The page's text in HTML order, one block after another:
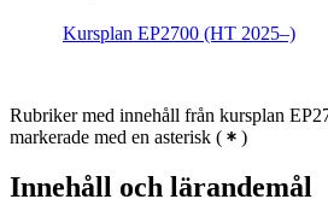
Kursplan EP2700 (HT 2025–)
Rubriker med innehåll från kursplan
markerade med en asterisk ( )
Innehåll och lärandemål